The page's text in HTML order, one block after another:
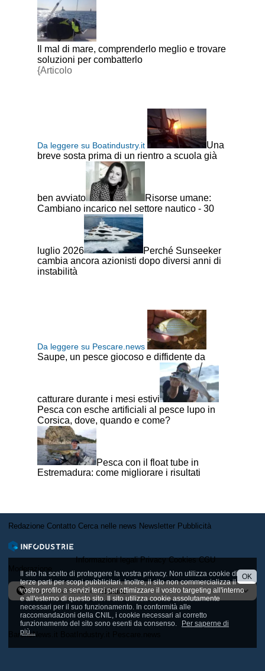
Il sito ha scelto di proteggere la vostra privacy. Non utilizza cookie di
terze parti per scopi pubblicitari. Inoltre, il sito non commercializza il
vostro profilo a servizi terzi per ottimizzare il vostro targeting all'interno
e all'esterno di questo sito. Il sito utilizza cookie assolutamente
necessari per il suo funzionamento. In conformità alle
raccomandazioni della CNIL, i cookie necessari al corretto
funzionamento del sito sono esenti da consenso.
Per saperne di
più...
OK
Il mal di mare, comprenderlo meglio e trovare
soluzioni per combatterlo
{Articolo
Da leggere su Boatindustry.it
Una
breve sosta prima di un rientro a scuola già
ben avviato
Risorse umane:
Cambiano incarico nel settore nautico - 30
luglio 2026
Perché Sunseeker
cambia ancora azionisti dopo diversi anni di
instabilità
Da leggere su Pescare.news
Saupe, un pesce giocoso e diffidente da
catturare durante i mesi estivi
Pesca con esche artificiali al pesce lupo in
Corsica, dove, quando e come?
Pesca con il float tube in
Estremadura: come migliorare i risultati
Redazione Contatto Cerca nelle news Newsletter Pubblicità
Informazioni legali Privacy Cookies CGU
Moderazione
Versione internazionale
BarcheNews.it